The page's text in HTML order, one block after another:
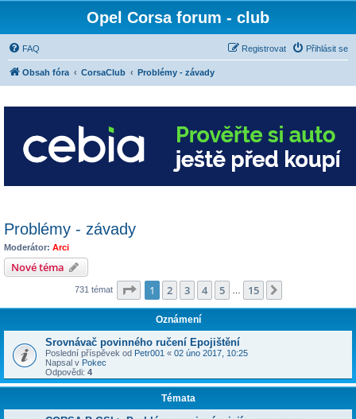
Opel Corsa forum - club
FAQ Přihlásit se
Registrovat
Obsah fóra CorsaClub Problémy - závady
Problémy - závady
Moderátor: Arci
Nové téma
731 témat Stránka z 15
1 2 3 4 5 15
Oznámení
Srovnávač povinného ručení Epojištění
Poslední příspěvek od Petr001 « 02 úno 2017, 10:25
Napsal v Pokec
Odpovědi: 4
Témata